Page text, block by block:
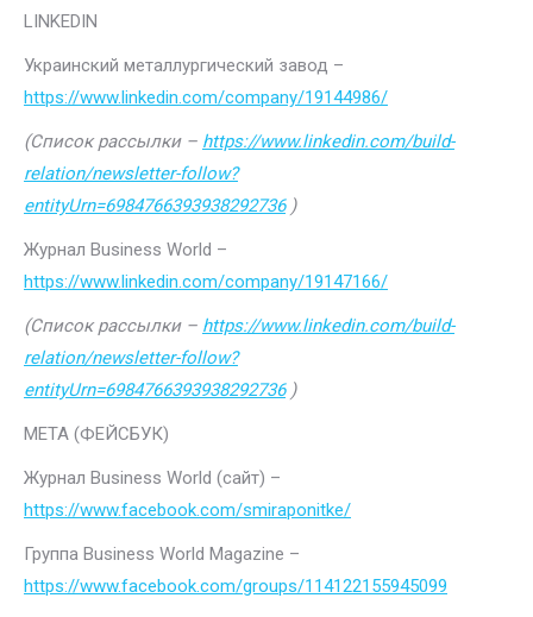
LINKEDIN
Украинский металлургический завод –
https://www.linkedin.com/company/19144986/
(Список рассылки – https://www.linkedin.com/build-
relation/newsletter-follow?
entityUrn=6984766393938292736)
Журнал Business World –
https://www.linkedin.com/company/19147166/
(Список рассылки – https://www.linkedin.com/build-
relation/newsletter-follow?
entityUrn=6984766393938292736)
МЕТА (ФЕЙСБУК)
Журнал Business World (сайт) –
https://www.facebook.com/smiraponitke/
Группа Business World Magazine –
https://www.facebook.com/groups/114122155945099